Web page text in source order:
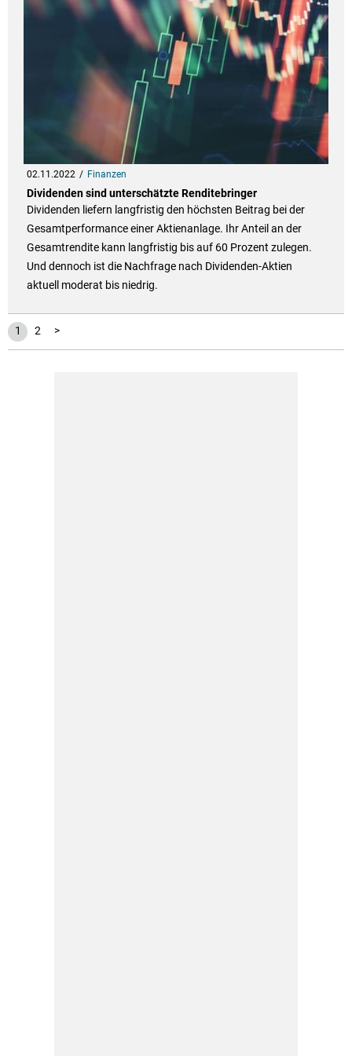
02.11.2022 Finanzen
Dividenden sind unterschätzte Renditebringer
Dividenden liefern langfristig den höchsten Beitrag bei der
Gesamtperformance einer Aktienanlage. Ihr Anteil an der
Gesamtrendite kann langfristig bis auf 60 Prozent zulegen.
Und dennoch ist die Nachfrage nach Dividenden-Aktien
aktuell moderat bis niedrig.
1 2 >